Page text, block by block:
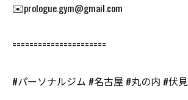
✉️prologue.gym@gmail.com
======================
#パーソナルジム #名古屋 #丸の内 #伏見